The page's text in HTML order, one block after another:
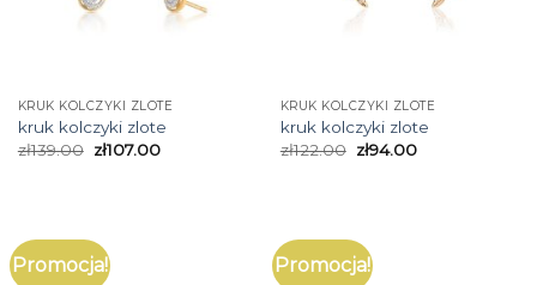
KRUK KOLCZYKI ZLOTE
kruk kolczyki zlote
zł139.00 zł107.00
KRUK KOLCZYKI ZLOTE
kruk kolczyki zlote
zł122.00 zł94.00
Promocja! Promocja!